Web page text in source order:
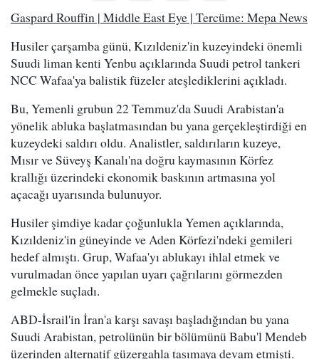
Gaspard Rouffin | Middle East Eye | Tercüme: Mepa News
Husiler çarşamba günü, Kızıldeniz'in kuzeyindeki önemli
Suudi liman kenti Yenbu açıklarında Suudi petrol tankeri
NCC Wafaa'ya balistik füzeler ateşlediklerini açıkladı.
Bu, Yemenli grubun 22 Temmuz'da Suudi Arabistan'a
yönelik abluka başlatmasından bu yana gerçekleştirdiği en
kuzeydeki saldırı oldu. Analistler, saldırıların kuzeye,
Mısır ve Süveyş Kanalı'na doğru kaymasının Körfez
krallığı üzerindeki ekonomik baskının artmasına yol
açacağı uyarısında bulunuyor.
Husiler şimdiye kadar çoğunlukla Yemen açıklarında,
Kızıldeniz'in güneyinde ve Aden Körfezi'ndeki gemileri
hedef almıştı. Grup, Wafaa'yı ablukayı ihlal etmek ve
vurulmadan önce yapılan uyarı çağrılarını görmezden
gelmekle suçladı.
ABD-İsrail'in İran'a karşı savaşı başladığından bu yana
Suudi Arabistan, petrolünün bir bölümünü Babu'l Mendeb
üzerinden alternatif güzergahla taşımaya devam etmişti.